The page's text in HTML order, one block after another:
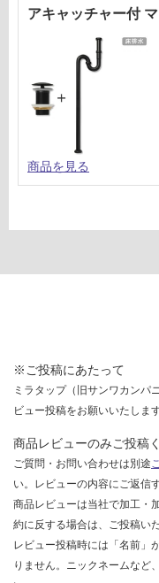
アキャッチャー付
商品を見る
※ご投稿にあたって
ミラタップ（旧サンワカンパ
ビュー投稿をお願いいたします
商品レビューのみご投稿
ご質問・お問い合わせは別途
い。レビューの内容にご返信
商品レビューは当社で加工・
約に反する場合は、ご投稿い
レビュー投稿時には「名前」
りません。ニックネームなど